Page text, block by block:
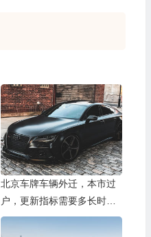
北京车牌车辆外迁，本市过
户，更新指标需要多长时
间？